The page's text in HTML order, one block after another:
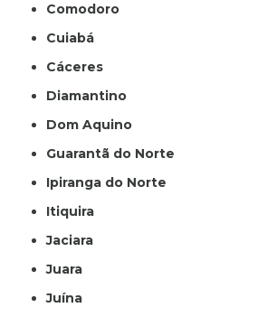
Comodoro
Cuiabá
Cáceres
Diamantino
Dom Aquino
Guarantã do Norte
Ipiranga do Norte
Itiquira
Jaciara
Juara
Juína